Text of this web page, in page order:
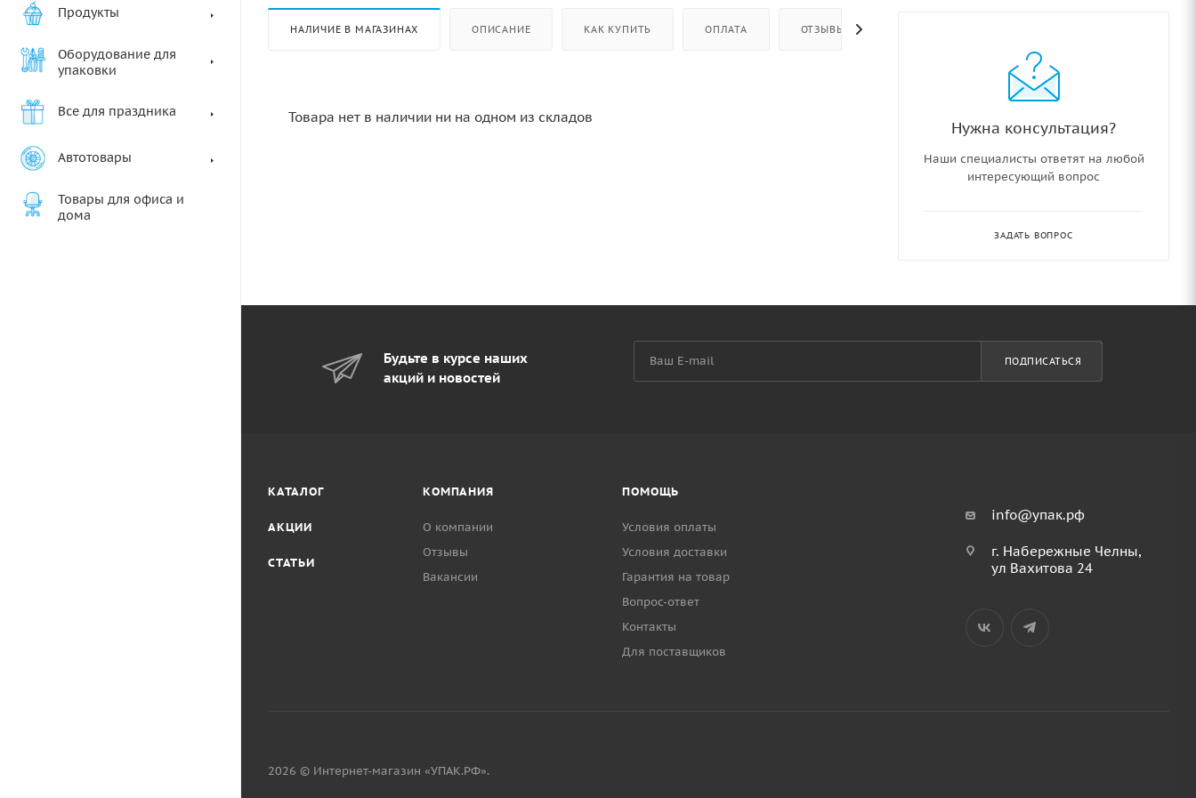
Продукты
Оборудование для
упаковки
Все для праздника
Автотовары
Товары для офиса и
дома
НАЛИЧИЕ В МАГАЗИНАХ ОПИСАНИЕ КАК КУПИТЬ ОПЛАТА ОТЗЫВЫ
Товара нет в наличии ни на одном из складов
Нужна консультация?
Наши специалисты ответят на любой
интересующий вопрос
ЗАДАТЬ ВОПРОС
Будьте в курсе наших
акций и новостей
ПОДПИСАТЬСЯ
КАТАЛОГ
АКЦИИ
СТАТЬИ
КОМПАНИЯ
О компании
Отзывы
Вакансии
ПОМОЩЬ
Условия оплаты
Условия доставки
Гарантия на товар
Вопрос-ответ
Контакты
Для поставщиков
info@упак.рф
г. Набережные Челны,
ул Вахитова 24
2026 © Интернет-магазин «УПАК.РФ».